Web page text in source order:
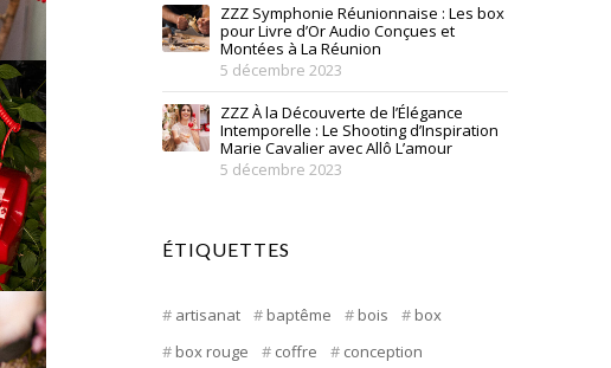
ZZZ Symphonie Réunionnaise : Les box
pour Livre d’Or Audio Conçues et
Montées à La Réunion
5 décembre 2023
ZZZ À la Découverte de l’Élégance
Intemporelle : Le Shooting d’Inspiration
Marie Cavalier avec Allô L’amour
5 décembre 2023
ÉTIQUETTES
artisanat baptême bois
box
box rouge
coffre
conception